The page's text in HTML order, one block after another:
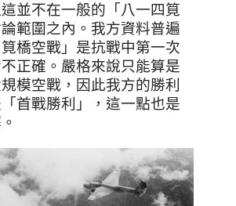
並不在一般的「八一四筧
範圍之內。我方資料普遍
橋空戰」是抗戰中第一次
正確。嚴格來說只能算是
模空戰，因此我方的勝利
首戰勝利」，這一點也是